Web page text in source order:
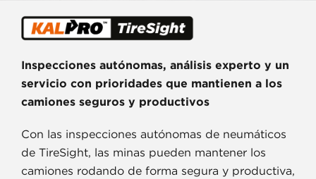
Inspecciones autónomas, análisis experto y un
servicio con prioridades que mantienen a los
camiones seguros y productivos
Con las inspecciones autónomas de neumáticos
de TireSight, las minas pueden mantener los
camiones rodando de forma segura y productiva,